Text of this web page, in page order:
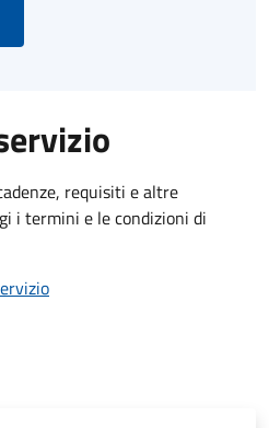
requisiti e altre
i termini e le condizioni di